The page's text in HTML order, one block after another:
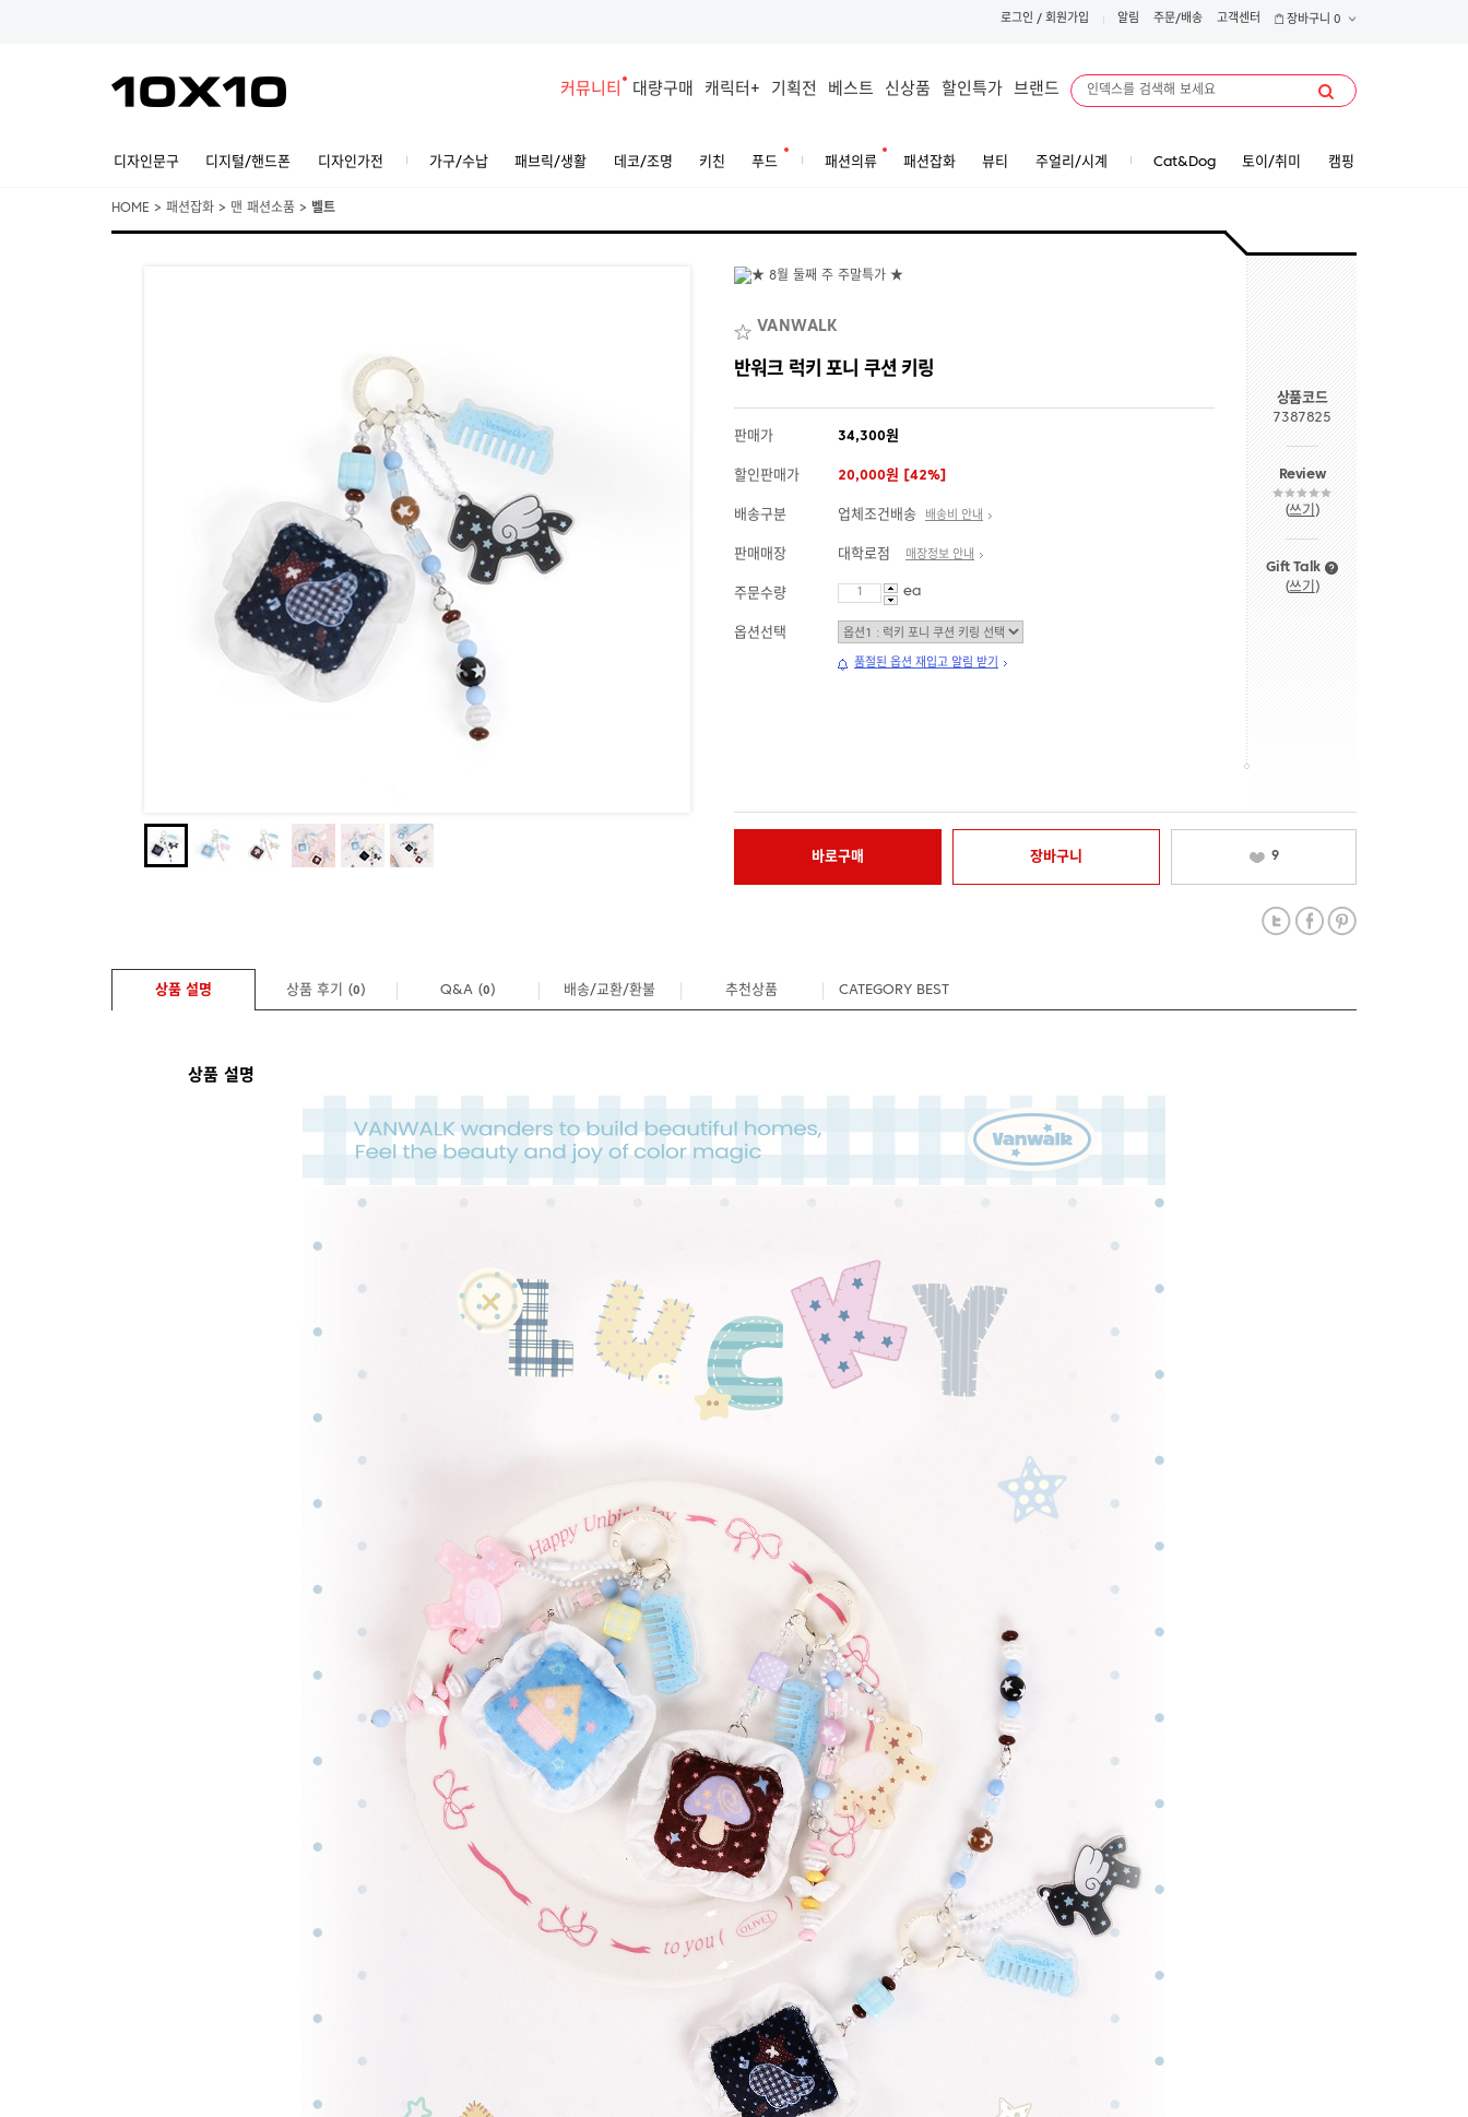
로그인 / 회원가입 알림 주문/배송 고객센터 장바구니 0
커뮤니티 대량구매 캐릭터+ 기획전 베스트 신상품 할인특가 브랜드
디자인문구 디지털/핸드폰 디자인가전 가구/수납 패브릭/생활 데코/조명 키친 푸드 패션의류 패션잡화 뷰티 주얼리/시계 Cat&Dog 토이/취미 캠핑
HOME > 패션잡화 > 맨 패션소품 > 벨트
VANWALK
반워크 럭키 포니 쿠션 키링
판매가 34,300원
할인판매가 20,000원 [42%]
배송구분 업체조건배송 배송비 안내
판매매장 대학로점 매장정보 안내
주문수량 ea
옵션선택
품절된 옵션 재입고 알림 받기
상품코드
7387825
Review
(쓰기 )
Gift Talk
(쓰기 )
바로구매 장바구니 9
상품 설명 상품 후기 (0) Q&A (0) 배송/교환/환불 추천상품 CATEGORY BEST
상품 설명